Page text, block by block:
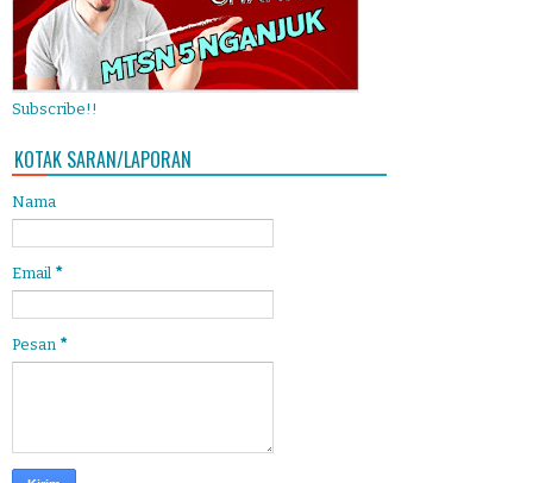
Subscribe!!
KOTAK SARAN/LAPORAN
Nama
Email *
Pesan *